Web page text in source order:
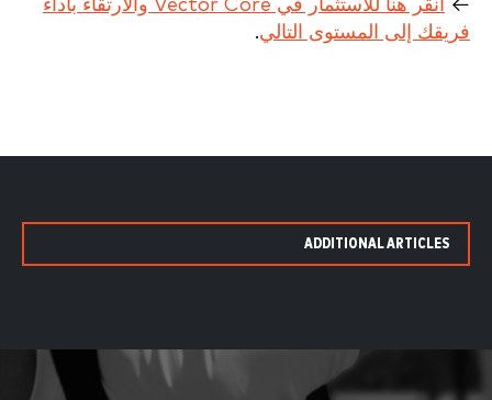
←
انقر هنا للاستثمار في Vector Core والارتقاء بأداء
فريقك إلى المستوى التالي.
ADDITIONAL ARTICLES